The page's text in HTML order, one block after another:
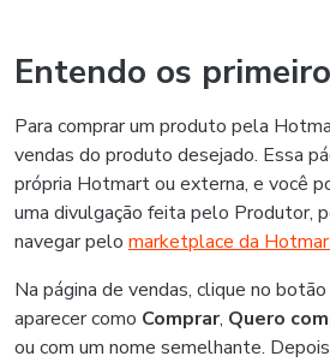
Entendo os
Para comprar um produto pela
vendas do produto desejado. Essa
própria Hotmart ou externa, e você
uma divulgação feita pelo Produtor,
navegar pelo marketplace da
Na página de vendas, clique no
aparecer como Comprar, Quero
ou com um nome semelhante.